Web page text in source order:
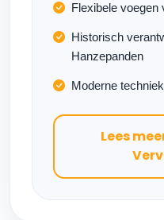
Flexibele voegen
Historisch
Hanzepanden
Moderne
Lees